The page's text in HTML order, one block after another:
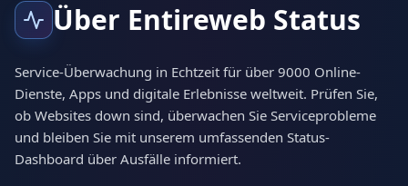
Über Entireweb Status
Service-Überwachung in Echtzeit für über 9000 Online-
Dienste, Apps und digitale Erlebnisse weltweit. Prüfen Sie,
ob Websites down sind, überwachen Sie Serviceprobleme
und bleiben Sie mit unserem umfassenden Status-
Dashboard über Ausfälle informiert.